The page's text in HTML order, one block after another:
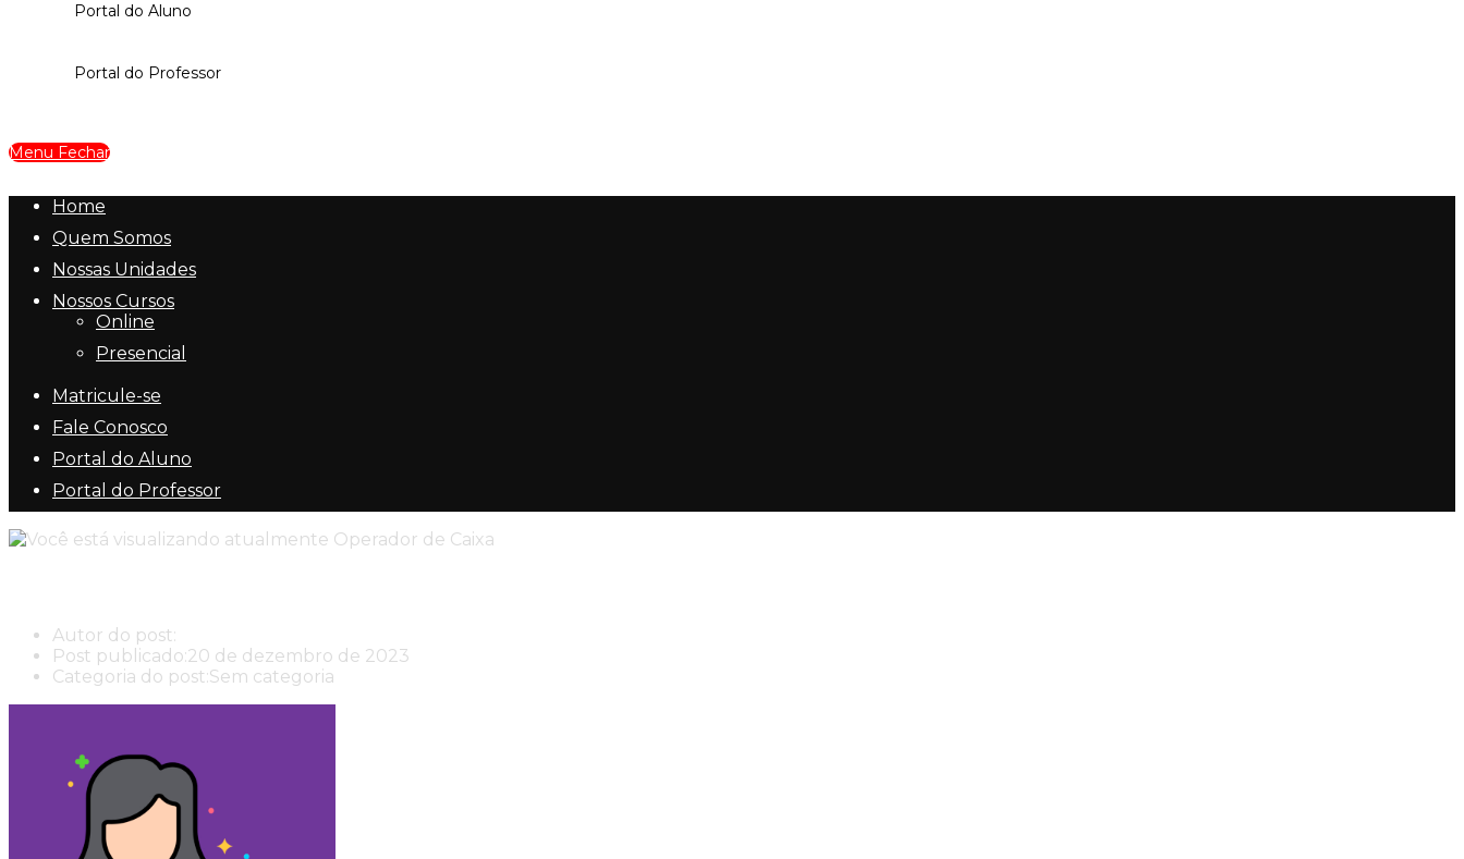
Portal do Aluno
Portal do Professor
Menu Fechar
Home
Quem Somos
Nossas Unidades
Nossos Cursos
Online
Presencial
Matricule-se
Fale Conosco
Portal do Aluno
Portal do Professor
Autor do post:
Post publicado:20 de dezembro de 2023
Categoria do post:Sem categoria